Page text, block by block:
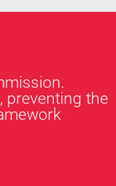
preventing the